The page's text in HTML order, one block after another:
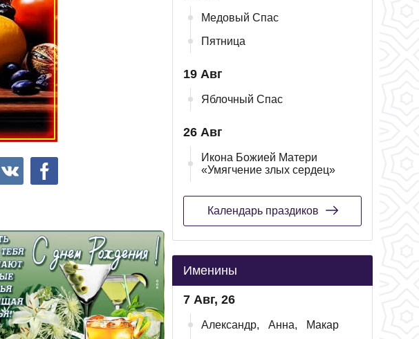
Медовый Спас
Пятница
19 Авг
Яблочный Спас
26 Авг
Икона Божией Матери
«Умягчение злых сердец»
Календарь праздиков
Именины
7 Авг, 26
Александр, Анна, Макар